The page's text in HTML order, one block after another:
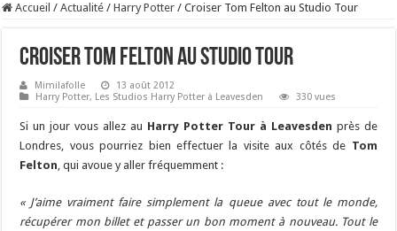
Accueil / Actualité / Harry Potter / Croiser Tom Felton au Studio Tour
Croiser Tom Felton au Studio Tour
Mimilafolle
13 août 2012
Harry Potter, Les Studios Harry Potter à Leavesden 330 vues
Si un jour vous allez au Harry Potter Tour à Leavesden près de
Londres, vous pourriez bien effectuer la visite aux côtés de Tom
Felton, qui avoue y aller fréquemment :
« J’aime vraiment faire simplement la queue avec tout le monde,
récupérer mon billet et passer un bon moment à nouveau. Tout le